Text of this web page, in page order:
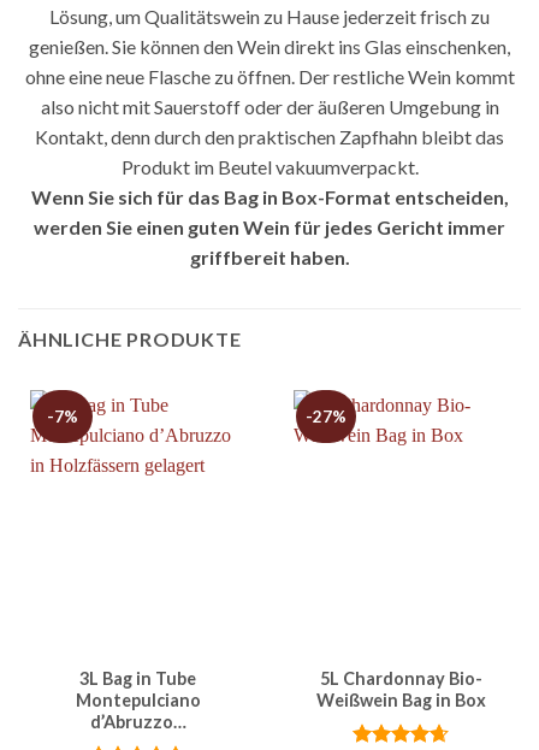
Lösung, um Qualitätswein zu Hause jederzeit frisch zu
genießen. Sie können den Wein direkt ins Glas einschenken,
ohne eine neue Flasche zu öffnen. Der restliche Wein kommt
also nicht mit Sauerstoff oder der äußeren Umgebung in
Kontakt, denn durch den praktischen Zapfhahn bleibt das
Produkt im Beutel vakuumverpackt.
Wenn Sie sich für das Bag in Box-Format entscheiden,
werden Sie einen guten Wein für jedes Gericht immer
griffbereit haben.
ÄHNLICHE PRODUKTE
-7%
3L Bag in Tube
Montepulciano
d’Abruzzo…
-27%
5L Chardonnay Bio-
Weißwein Bag in Box